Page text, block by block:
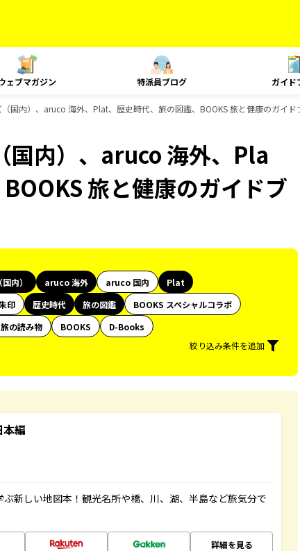
ェブマガジン 特派員ブログ ガイド
国内）、aruco 海外、Plat、歴史時代、旅の図鑑、BOOKS 旅と健康のガイド
国内）、aruco 海外、Pla
旅と健康のガイドブ
内） aruco 海外 aruco 国内
Plat
印 歴史時代 旅の図鑑
BOOKS スペシャルコラボ
の読み物 BOOKS
D-Books
絞り込み条件を追加
編
新しい地図本！観光名所や橋、川、湖、半島など旅気分で
詳細を見る